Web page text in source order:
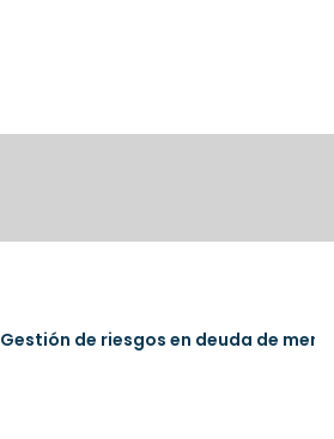
Gestión de riesgos en deuda de